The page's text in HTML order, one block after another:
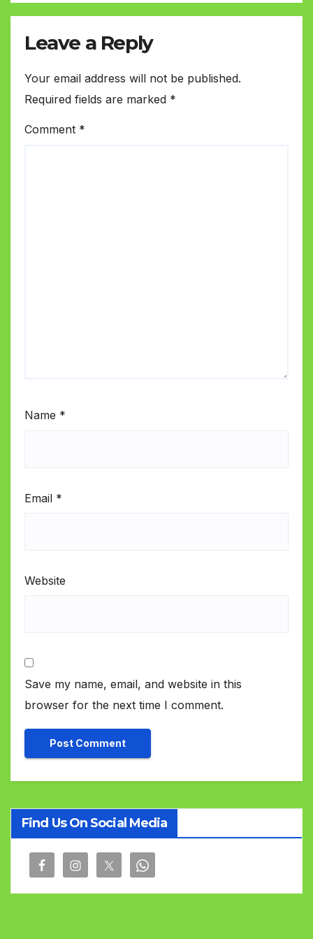
Leave a Reply
Your email address will not be published.
Required fields are marked *
Comment *
Name *
Email *
Website
Save my name, email, and website in this
browser for the next time I comment.
Find Us On Social Media